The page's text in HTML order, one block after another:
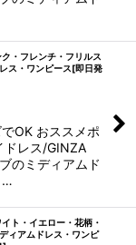
・フレンチ・フリルス
ス・ワンピース[即日発
OK おススメポ
ドレス/GINZA
のミディアムド
…
ト・イエロー・花柄・
ィアムドレス・ワンピ